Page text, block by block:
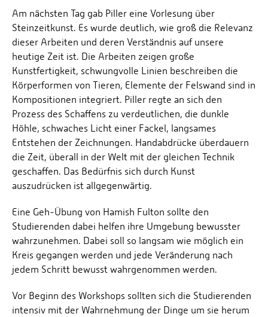
Am nächsten Tag gab Piller eine Vorlesung über
Steinzeitkunst. Es wurde deutlich, wie groß die Relevanz
dieser Arbeiten und deren Verständnis auf unsere
heutige Zeit ist. Die Arbeiten zeigen große
Kunstfertigkeit, schwungvolle Linien beschreiben die
Körperformen von Tieren, Elemente der Felswand sind in
Kompositionen integriert. Piller regte an sich den
Prozess des Schaffens zu verdeutlichen, die dunkle
Höhle, schwaches Licht einer Fackel, langsames
Entstehen der Zeichnungen. Handabdrücke überdauern
die Zeit, überall in der Welt mit der gleichen Technik
geschaffen. Das Bedürfnis sich durch Kunst
auszudrücken ist allgegenwärtig.
Eine Geh-Übung von Hamish Fulton sollte den
Studierenden dabei helfen ihre Umgebung bewusster
wahrzunehmen. Dabei soll so langsam wie möglich ein
Kreis gegangen werden und jede Veränderung nach
jedem Schritt bewusst wahrgenommen werden.
Vor Beginn des Workshops sollten sich die Studierenden
intensiv mit der Wahrnehmung der Dinge um sie herum